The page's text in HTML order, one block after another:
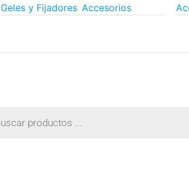
Geles y Fijadores Accesorios